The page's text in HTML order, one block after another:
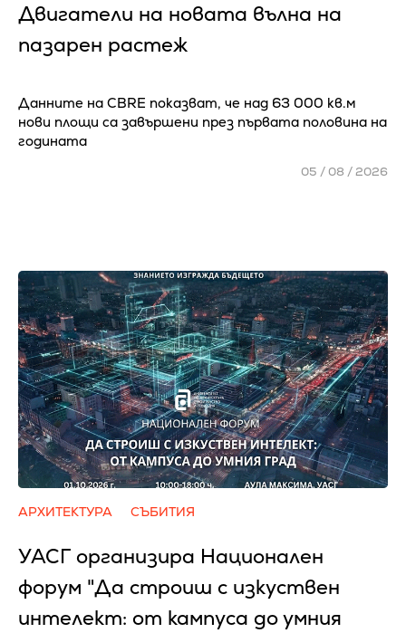
Двигатели на новата вълна на
пазарен растеж
Данните на CBRE показват, че над 63 000 кв.м
нови площи са завършени през първата половина на
годината
05 / 08 / 2026
АРХИТЕКТУРА СЪБИТИЯ
УАСГ организира Национален
форум "Да строиш с изкуствен
интелект: от кампуса до умния